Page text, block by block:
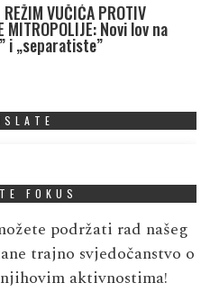
VUČIĆA PROTIV
MITROPOLIJE: Novi lov na
i „separatiste”
FOKUS
podržati rad našeg
trajno svjedočanstvo o
aktivnostima!